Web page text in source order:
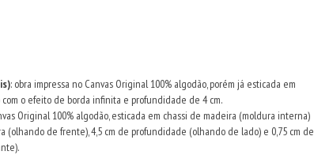
: obra impressa no Canvas Original 100% algodão, porém já esticada em
o efeito de borda infinita e profundidade de 4 cm.
Original 100% algodão, esticada em chassi de madeira (moldura interna)
(olhando de frente), 4,5 cm de profundidade (olhando de lado) e 0,75 cm de